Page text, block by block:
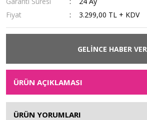
Fiyat
3.299,00 TL + KDV
GELİNCE HABER VER
ÜRÜN AÇIKLAMASI
ÜRÜN YORUMLARI